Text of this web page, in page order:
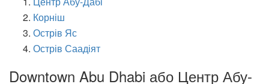
Корніш
Острів Яс
Острів Саадіят
Downtown Abu Dhabi або Центр Абу-